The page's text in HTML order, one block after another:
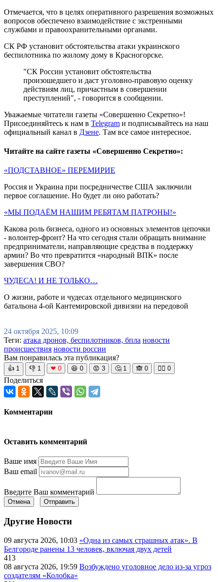
Отмечается, что в целях оперативного разрешения возможных
вопросов обеспечено взаимодействие с экстренными
службами и правоохранительными органами.
СК РФ установит обстоятельства атаки украинского
беспилотника по жилому дому в Красногорске.
"СК России установит обстоятельства
произошедшего и даст уголовно-правовую оценку
действиям лиц, причастным в совершении
преступлений", - говорится в сообщении.
Уважаемые читатели газеты «Совершенно Секретно»!
Присоединяйтесь к нам в Telegram и подписывайтесь на наш
официальный канал в Дзене. Там все самое интересное.
Читайте на сайте газеты «Совершенно Секретно»:
«ПОДСТАВНОЕ» ПЕРЕМИРИЕ
Россия и Украина при посредничестве США заключили
первое соглашение. Но будет ли оно работать?
«МЫ ПОДАЁМ НАШИМ РЕБЯТАМ ПАТРОНЫ!»
Какова роль бизнеса, одного из основных элементов цепочки
- волонтер-фронт? На что сегодня стали обращать внимание
предприниматели, направляющие средства в поддержку
армии? Во что превратится «народный ВПК» после
завершения СВО?
ЧУДЕСА! И НЕ ТОЛЬКО…
О жизни, работе и чудесах отдельного медицинского
батальона 4-ой Кантемировской дивизии на передовой
24 октября 2025, 10:09
Теги: атака дронов, беспилотников, бпла новости
происшествия новости россии
Вам понравилась эта публикация?
👍 1 👎 1 ❤ 0 😆 0 😡 3 🤔 1 🙈 0 🧘‍♀️ 0
Поделиться
Комментарии
Оставить комментарий
Ваше имя
Ваш email
Введите Ваш комментарий
Отмена Отправить
Другие Новости
09 августа 2026, 10:03 «Одна из самых страшных атак». В
Белгороде ранены 13 человек, включая двух детей
413
08 августа 2026, 19:59 Возбуждено уголовное дело из-за угроз
создателям «Колобка»